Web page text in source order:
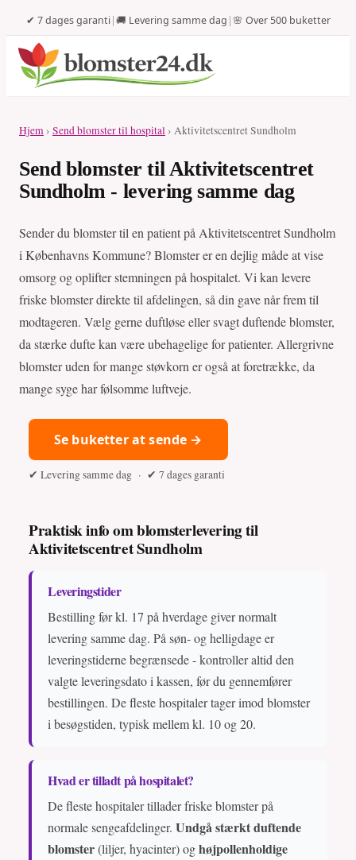
✔ 7 dages garanti|🚚 Levering samme dag |🌸 Over 500 buketter
Hjem› Send blomster til hospital› Aktivitetscentret Sundholm
Send blomster til Aktivitetscentret
Sundholm - levering samme dag
Sender du blomster til en patient på Aktivitetscentret Sundholm
i Københavns Kommune? Blomster er en dejlig måde at vise
omsorg og oplifter stemningen på hospitalet. Vi kan levere
friske blomster direkte til afdelingen, så din gave når frem til
modtageren. Vælg gerne duftløse eller svagt duftende blomster,
da stærke dufte kan være ubehagelige for patienter. Allergrivne
blomster uden for mange støvkorn er også at foretrække, da
mange syge har følsomme luftveje.
Se buketter at sende →
✔ Levering samme dag · ✔ 7 dages garanti
Praktisk info om blomsterlevering til
Aktivitetscentret Sundholm
Leveringstider
Bestilling før kl. 17 på hverdage giver normalt
levering samme dag. På søn- og helligdage er
leveringstiderne begrænsede - kontroller altid den
valgte leveringsdato i kassen, før du gennemfører
bestillingen. De fleste hospitaler tager imod blomster
i besøgstiden, typisk mellem kl. 10 og 20.
Hvad er tilladt på hospitalet?
De fleste hospitaler tillader friske blomster på
normale sengeafdelinger. Undgå stærkt duftende
blomster(liljer, hyacinter) oghøjpollenholdige